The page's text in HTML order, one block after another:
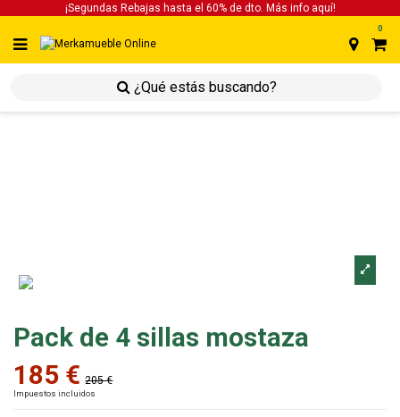
¡Segundas Rebajas hasta el 60% de dto. Más info aquí!
0
sillas pack de 4 sillas mostaza
Pack de 4 sillas mostaza
185 € 205 €
Impuestos incluidos